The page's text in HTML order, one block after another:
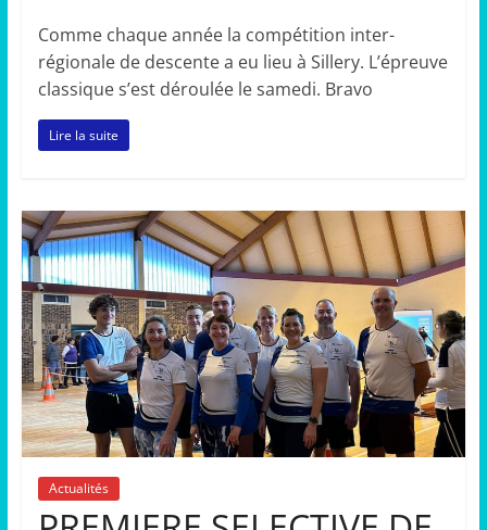
Comme chaque année la compétition inter-
régionale de descente a eu lieu à Sillery. L’épreuve
classique s’est déroulée le samedi. Bravo
Lire la suite
Actualités